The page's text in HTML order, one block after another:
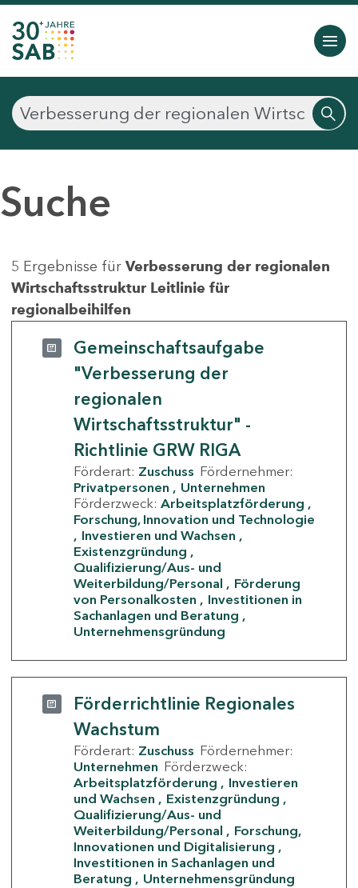
Suche
5 Ergebnisse für Verbesserung der regionalen
Wirtschaftsstruktur Leitlinie für
regionalbeihilfen
Gemeinschaftsaufgabe
"Verbesserung der
regionalen
Wirtschaftsstruktur" -
Richtlinie GRW RIGA
Förderart: Zuschuss Fördernehmer:
Privatpersonen
Unternehmen
Förderzweck: Arbeitsplatzförderung
Forschung, Innovation und Technologie
Investieren und Wachsen
Existenzgründung
Qualifizierung/Aus- und
Weiterbildung/Personal
Förderung
von Personalkosten
Investitionen in
Sachanlagen und Beratung
Unternehmensgründung
Förderrichtlinie Regionales
Wachstum
Förderart: Zuschuss Fördernehmer:
Unternehmen Förderzweck:
Arbeitsplatzförderung
Investieren
und Wachsen
Existenzgründung
Qualifizierung/Aus- und
Weiterbildung/Personal
Forschung,
Innovationen und Digitalisierung
Investitionen in Sachanlagen und
Beratung
Unternehmensgründung